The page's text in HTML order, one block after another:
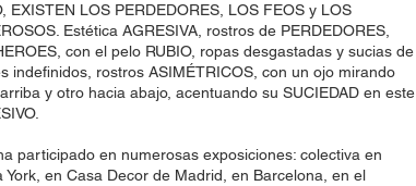
EXISTEN LOS PERDEDORES, LOS FEOS y LOS
Estética AGRESIVA, rostros de PERDEDORES,
con el pelo RUBIO, ropas desgastadas y sucias de
indefinidos, rostros ASIMÉTRICOS, con un ojo mirando
y otro hacia abajo, acentuando su SUCIEDAD en este
participado en numerosas exposiciones: colectiva en
York, en Casa Decor de Madrid, en Barcelona, en el